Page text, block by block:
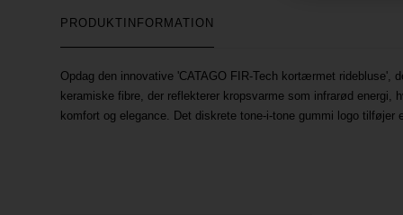
PRODUKTINFORMATION
Opdag den innovative 'CATAGO FIR-Tech kortærmet ridebluse',
keramiske fibre, der reflekterer kropsvarme som infrarød
komfort og elegance. Det diskrete tone-i-tone gummi logo